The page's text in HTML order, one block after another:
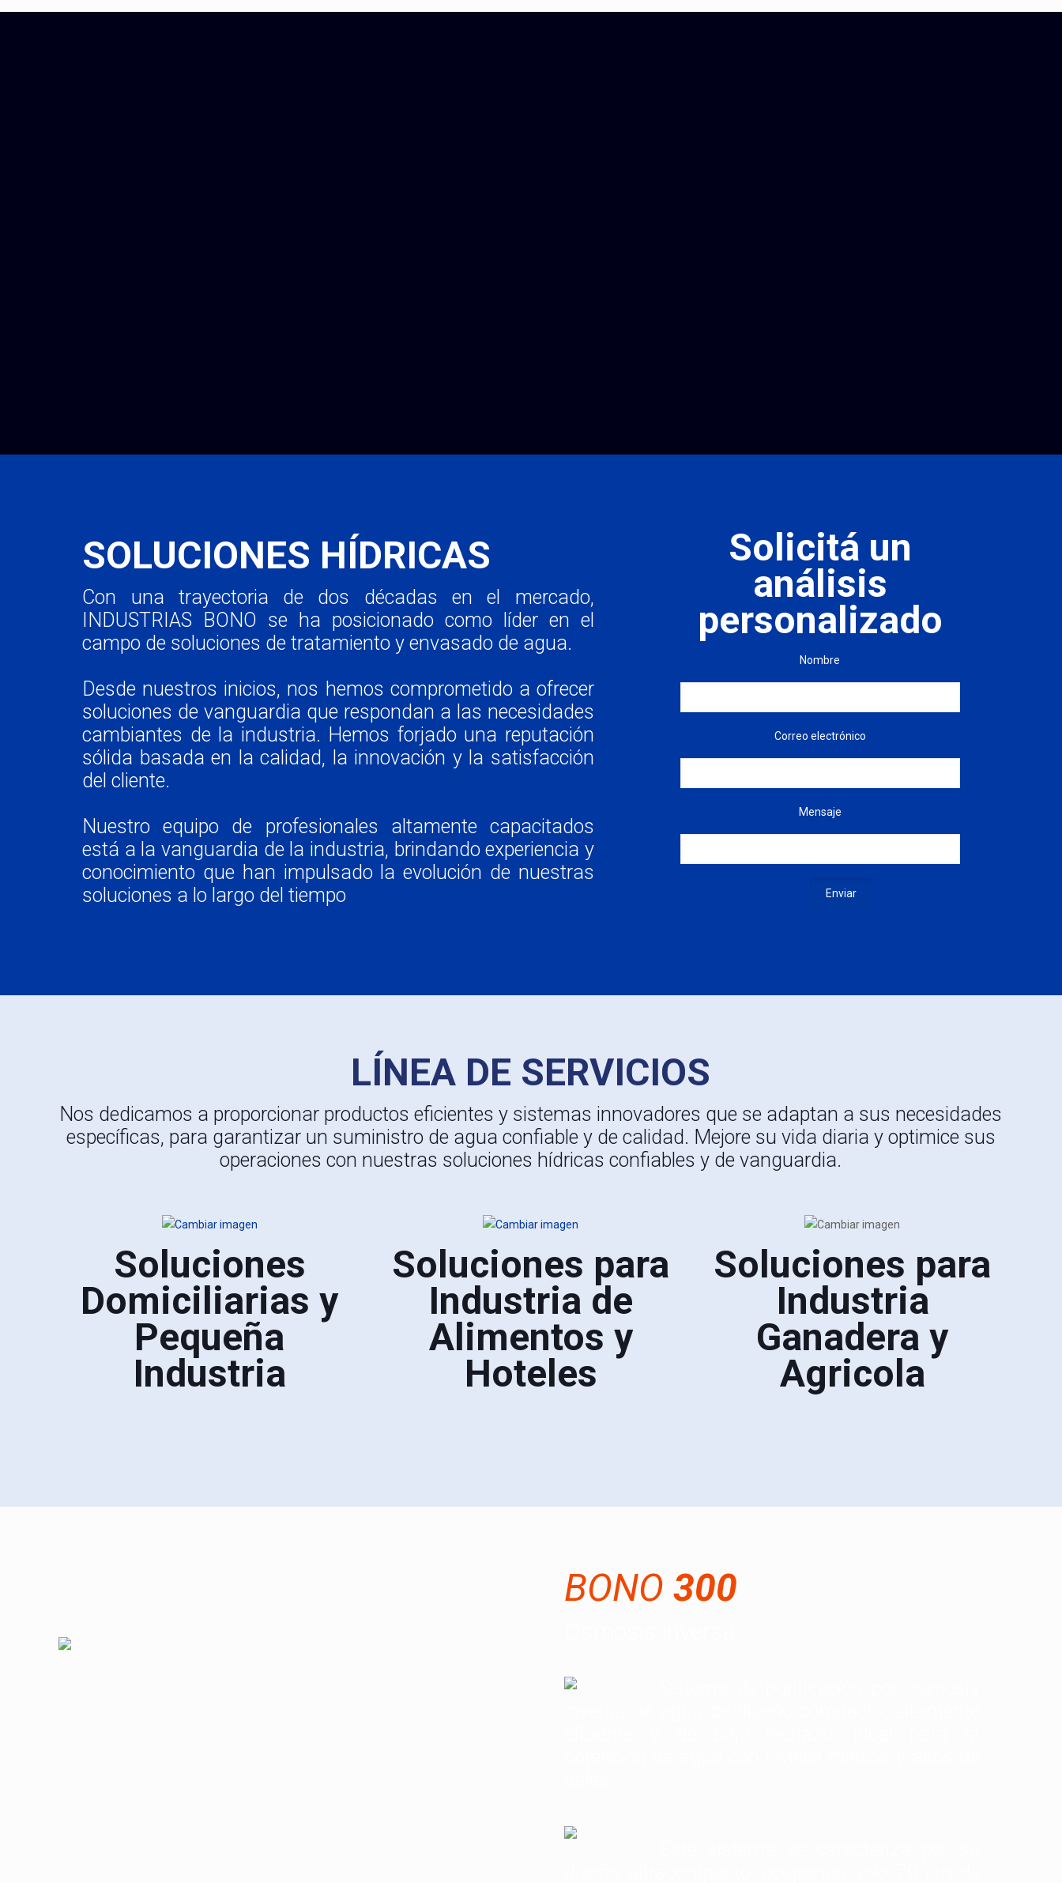
SOLUCIONES HÍDRICAS
Con una trayectoria de dos décadas en el mercado,
INDUSTRIAS BONO se ha posicionado como líder en el
campo de soluciones de tratamiento y envasado de agua.
Desde nuestros inicios, nos hemos comprometido a ofrecer
soluciones de vanguardia que respondan a las necesidades
cambiantes de la industria. Hemos forjado una reputación
sólida basada en la calidad, la innovación y la satisfacción
del cliente.
Nuestro equipo de profesionales altamente capacitados
está a la vanguardia de la industria, brindando experiencia y
conocimiento que han impulsado la evolución de nuestras
soluciones a lo largo del tiempo
Solicitá un
análisis
personalizado
Nombre
Correo electrónico
Mensaje
LÍNEA DE SERVICIOS
Nos dedicamos a proporcionar productos eficientes y sistemas innovadores que se adaptan a sus necesidades
específicas, para garantizar un suministro de agua confiable y de calidad. Mejore su vida diaria y optimice sus
operaciones con nuestras soluciones hídricas confiables y de vanguardia.
Soluciones
Domiciliarias y
Pequeña
Industria
Soluciones para
Industria de
Alimentos y
Hoteles
Soluciones para
Industria
Ganadera y
Agricola
BONO300